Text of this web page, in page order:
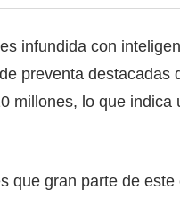
infundida con
preventa destacadas
millones, lo que indica
que gran parte de